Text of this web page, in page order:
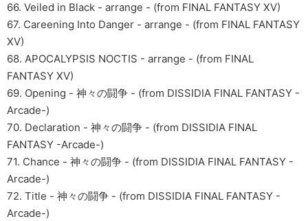
66. Veiled in Black - arrange - (from FINAL FANTASY XV)
67. Careening Into Danger - arrange - (from FINAL FANTASY
XV)
68. APOCALYPSIS NOCTIS - arrange - (from FINAL
FANTASY XV)
69. Opening - 神々の闘争 - (from DISSIDIA FINAL FANTASY -
Arcade-)
70. Declaration - 神々の闘争 - (from DISSIDIA FINAL
FANTASY -Arcade-)
71. Chance - 神々の闘争 - (from DISSIDIA FINAL FANTASY -
Arcade-)
72. Title - 神々の闘争 - (from DISSIDIA FINAL FANTASY -
Arcade-)